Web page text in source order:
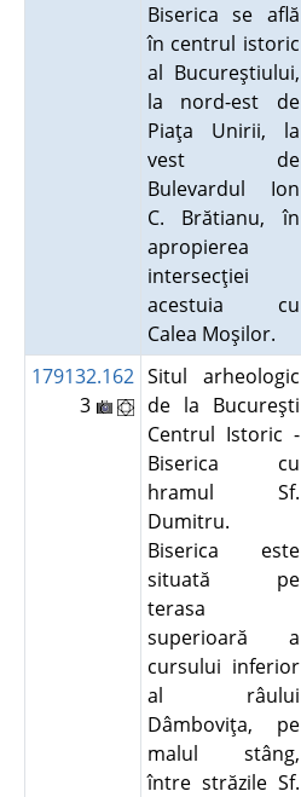
Biserica se află
în centrul istoric
al Bucureştiului,
la nord-est de
Piaţa Unirii, la
vest de
Bulevardul Ion
C. Brătianu, în
apropierea
intersecţiei
acestuia cu
Calea Moşilor.
179132.162
3
Situl arheologic
de la Bucureşti
Centrul Istoric -
Biserica cu
hramul Sf.
Dumitru.
Biserica este
situată pe
terasa
superioară a
cursului inferior
al râului
Dâmboviţa, pe
malul stâng,
între străzile Sf.